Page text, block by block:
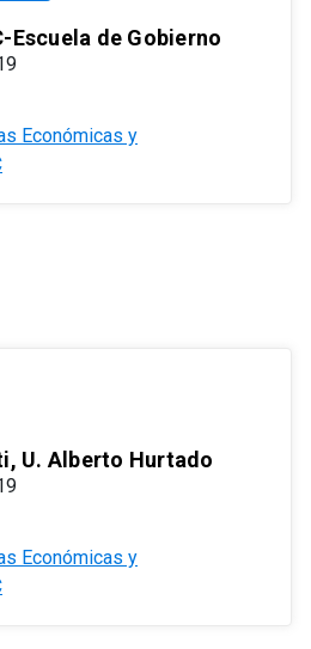
Escuela de Gobierno
Económicas y
U. Alberto Hurtado
Económicas y